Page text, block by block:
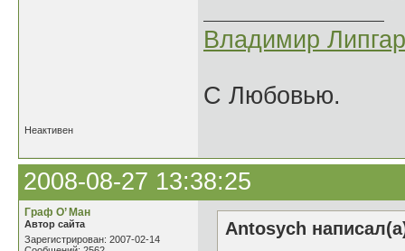
Владимир
С Любовью.
Неактивен
2008-08-27 13:38:25
Граф О’ Ман
Автор сайта
Зарегистрирован: 2007-02-14
Antosych